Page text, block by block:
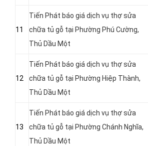
11
Tiến Phát báo giá dịch vụ thợ sửa
chữa tủ gỗ tại Phường Phú Cường,
Thủ Dầu Một
12
Tiến Phát báo giá dịch vụ thợ sửa
chữa tủ gỗ tại Phường Hiệp Thành,
Thủ Dầu Một
13
Tiến Phát báo giá dịch vụ thợ sửa
chữa tủ gỗ tại Phường Chánh Nghĩa,
Thủ Dầu Một